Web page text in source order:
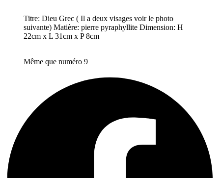
Titre: Dieu Grec ( Il a deux visages voir le photo
suivante) Matière: pierre pyraphyllite Dimension: H
22cm x L 31cm x P 8cm
Même que numéro 9